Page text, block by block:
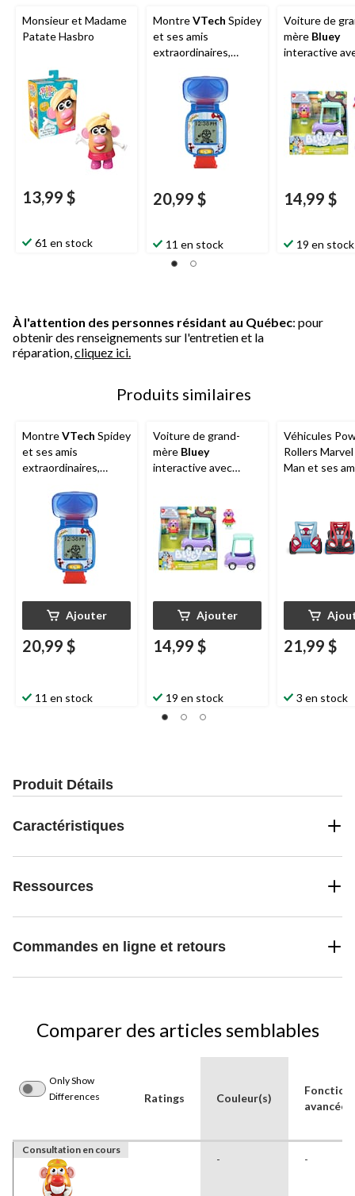
Monsieur et Madame
Patate Hasbro
13,99 $
61 en stock
MontreVTech Spidey
et ses amis
extraordinaires,
20,99 $
11 en stock
Voiture de
mère Bluey
interactive
14,99 $
19 en stock
À l'attention des personnes résidant au Québec: pour
obtenir des renseignements sur l'entretien et la
réparation, cliquez ici.
Produits similaires
MontreVTech Spidey
et ses amis
extraordinaires,
Ajouter
20,99 $
11 en stock
Voiture de grand-
mère Bluey
interactive avec
Ajouter
14,99 $
19 en stock
Véhicules
Rollers
Man et ses
21,99 $
3 en stock
Produit Détails
Caractéristiques
Ressources
Commandes en ligne et retours
Comparer des articles semblables
Only Show
Differences
Ratings Couleur(s)
avancées
Consultation en cours
- -